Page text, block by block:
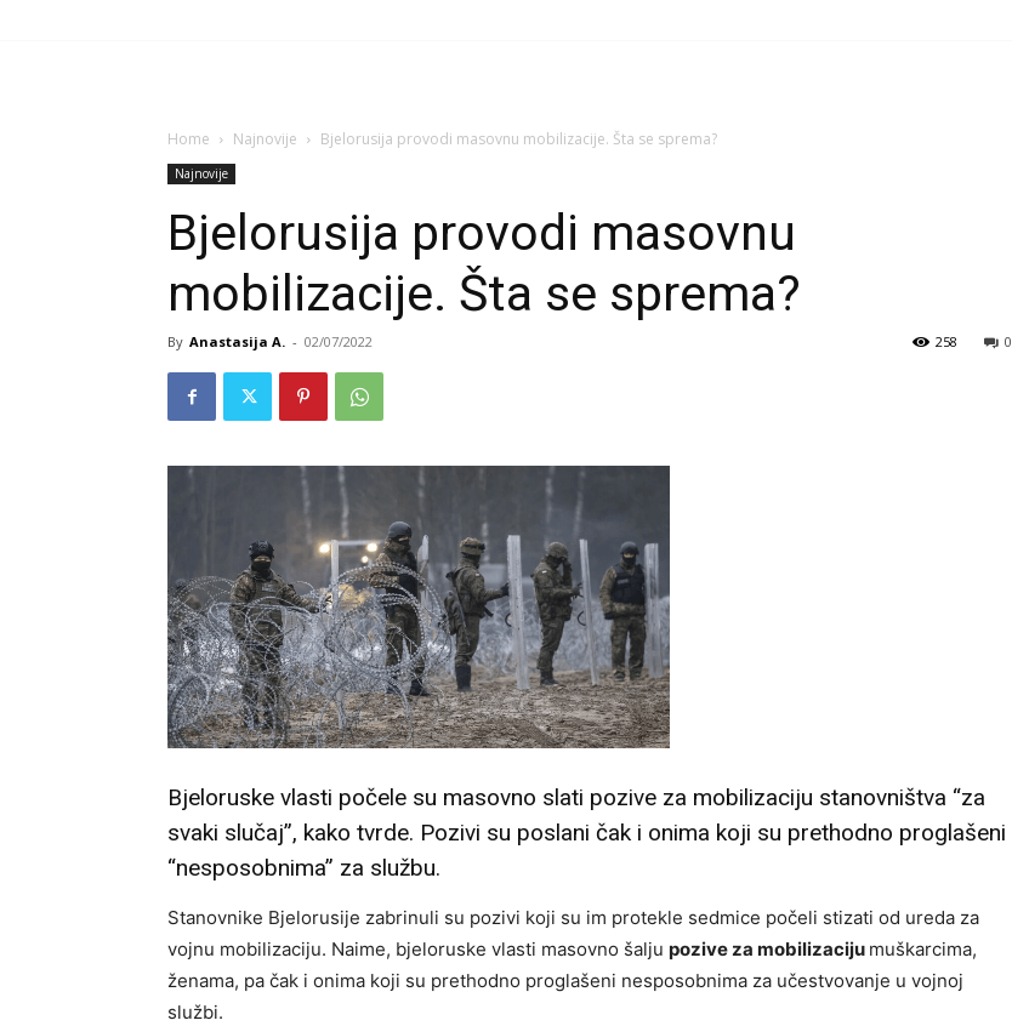
Home Najnovije Bjelorusija provodi masovnu mobilizacije. Šta se sprema?
Najnovije
Bjelorusija provodi masovnu
mobilizacije. Šta se sprema?
By Anastasija A. - 02/07/2022 0
258
Bjeloruske vlasti počele su masovno slati pozive za mobilizaciju stanovništva “za
svaki slučaj”, kako tvrde. Pozivi su poslani čak i onima koji su prethodno proglašeni
“nesposobnima” za službu.
Stanovnike Bjelorusije zabrinuli su pozivi koji su im protekle sedmice počeli stizati od ureda za
vojnu mobilizaciju. Naime, bjeloruske vlasti masovno šalju poziveza mobilizaciju muškarcima,
ženama, pa čak i onima koji su prethodno proglašeni nesposobnima za učestvovanje u vojnoj
službi.